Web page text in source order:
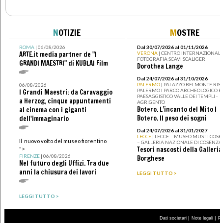
NOTIZIE
ROMA| 06/08/2026
ARTE.it media partner de "I
GRANDI MAESTRI" di KUBLAI Film
06/08/2026
I Grandi Maestri: da Caravaggio
a Herzog, cinque appuntamenti
al cinema con i giganti
dell'immaginario
Il nuovo volto del museo fiorentino
">
FIRENZE| 06/08/2026
Nel futuro degli Uffizi. Tra due
anni la chiusura dei lavori
LEGGI TUTTO >
MOSTRE
Dal 30/07/2026 al 01/11/2026
VERONA | CENTRO
FOTOGRAFIA SCAVI SCALIGERI
Dorothea Lange
Dal 24/07/2026 al 31/10/2026
PALERMO | PALAZZO BELMONTE
PALERMO I PARCO ARCHEOLOGICO
PAESAGGISTICO VALLE DEI TEMPLI -
AGRIGENTO
Botero. L’incanto del Mito I
Botero. Il peso dei sogni
Dal 24/07/2026 al 31/01/2027
LECCE | LECCE – MUSEO MUST I
– GALLERIA NAZIONALE DI
Tesori nascosti della
Borghese
LEGGI TUTTO >
Dati societari | Note legali |